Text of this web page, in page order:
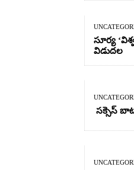
సూర్య
విడుదల
సక్సెస్